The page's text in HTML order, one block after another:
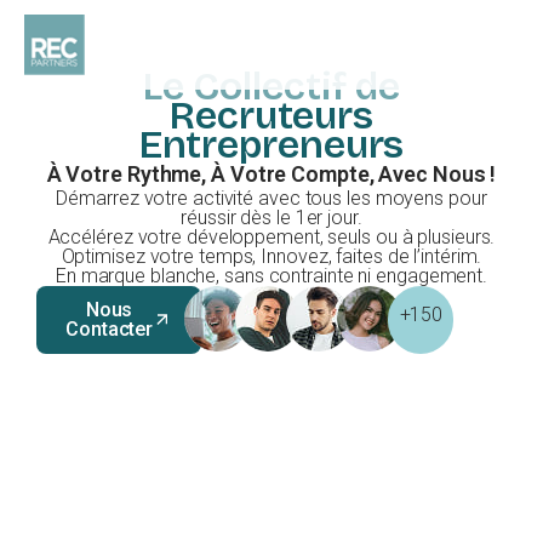
Le Collectif de
Recruteurs
Entrepreneurs
À Votre Rythme, À Votre Compte, Avec Nous !
Démarrez votre activité avec tous les moyens pour
réussir dès le 1er jour.
Accélérez votre développement, seuls ou à plusieurs.
Optimisez votre temps, Innovez, faites de l’intérim.
En marque blanche, sans contrainte ni engagement.
Nous
Contacter
+150